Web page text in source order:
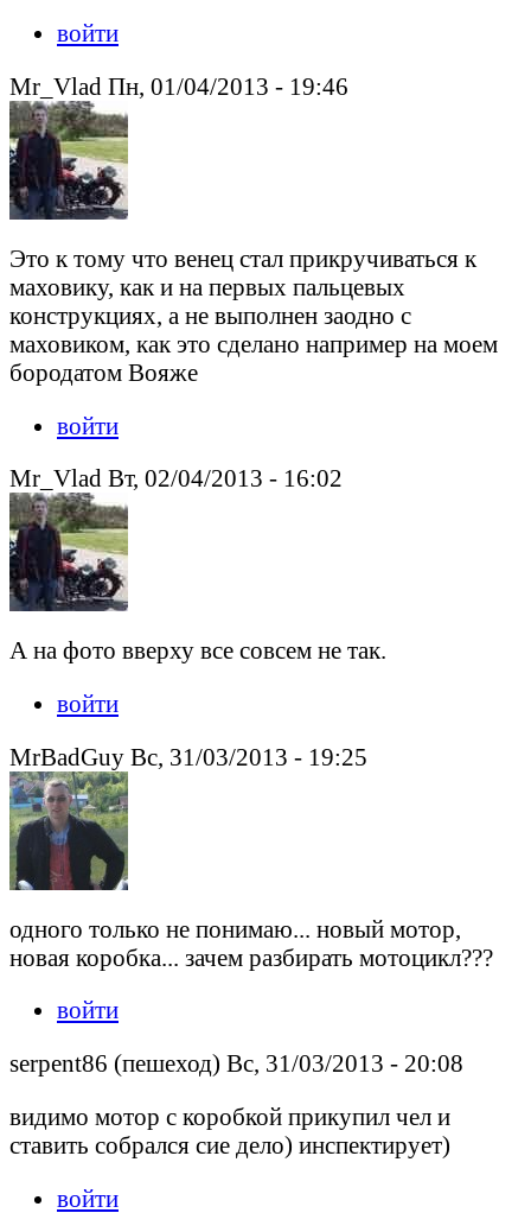
войти
Mr_Vlad Пн, 01/04/2013 - 19:46
Это к тому что венец стал прикручиваться к
маховику, как и на первых пальцевых
конструкциях, а не выполнен заодно с
маховиком, как это сделано например на моем
бородатом Вояже
войти
Mr_Vlad Вт, 02/04/2013 - 16:02
А на фото вверху все совсем не так.
войти
MrBadGuy Вс, 31/03/2013 - 19:25
одного только не понимаю... новый мотор,
новая коробка... зачем разбирать мотоцикл???
войти
serpent86 (пешеход) Вс, 31/03/2013 - 20:08
видимо мотор с коробкой прикупил чел и
ставить собрался сие дело) инспектирует)
войти